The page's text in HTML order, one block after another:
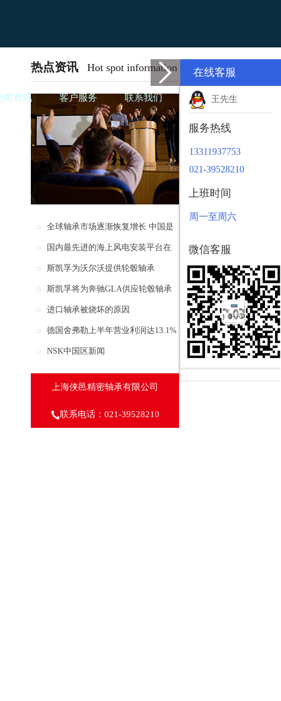
闻资讯 客户服务 联系我们
热点资讯 Hot spot information
全球轴承市场逐渐恢复增长 中国是
未来轴承制造行业的主要市场
国内最先进的海上风电安装平台在
上海亮相
斯凯孚为沃尔沃提供轮毂轴承
斯凯孚将为奔驰GLA供应轮毂轴承
进口轴承被烧坏的原因
德国舍弗勒上半年营业利润达13.1%
保持强劲增长
NSK中国区新闻
上海侠邑精密轴承有限公司
联系电话：021-39528210
在线客服
王先生
服务热线
13311937753
021-39528210
上班时间
周一至周六
微信客服